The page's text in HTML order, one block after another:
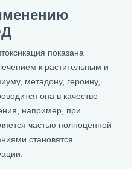
показана
к растительным и
метадону, героину,
она в качестве
например, при
частью полноценной
становятся